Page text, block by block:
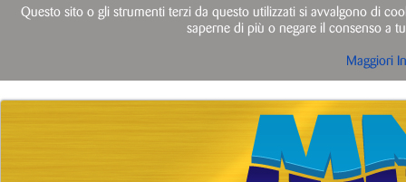
Questo sito o gli strumenti terzi da questo utilizzati si avvalgono di
saperne di più o negare il consenso a
Maggiori